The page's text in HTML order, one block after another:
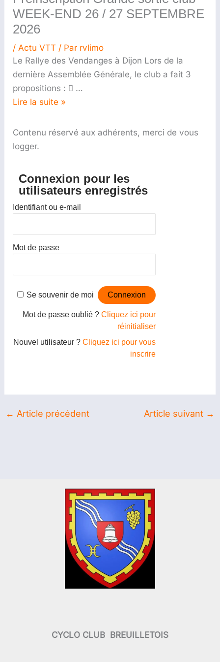
WEEK-END 26 / 27 SEPTEMBRE
2026
/Actu VTT / Par rvlimo
Le Rallye des Vendanges à Dijon Lors de la
dernière Assemblée Générale, le club a fait 3
propositions :  …
Lire la suite »
Contenu réservé aux adhérents, merci de vous
logger.
Connexion pour les
utilisateurs enregistrés
Identifiant ou e-mail
Mot de passe
Se souvenir de moi
Mot de passe oublié ? Cliquez ici pour
réinitialiser
Nouvel utilisateur ? Cliquez ici pour vous
inscrire
← Article précédent Article suivant →
CYCLO CLUB BREUILLETOIS